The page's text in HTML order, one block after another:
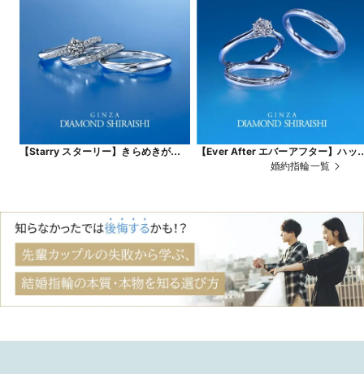
【Starry スターリー】きらめきがひ
【Ever After エバーアフター】ハッ
ピーエンドを経て、ふたりの物語が永
婚約指輪一覧